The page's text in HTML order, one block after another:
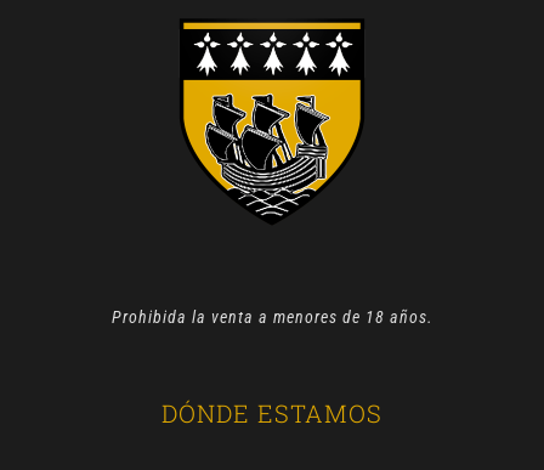
Prohibida la venta a menores de 18 años.
DÓNDE ESTAMOS